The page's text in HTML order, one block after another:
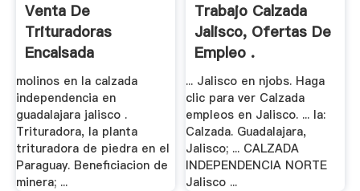
Venta De
Trituradoras
Encalsada
Independencia .
molinos en la calzada
independencia en
guadalajara jalisco .
Trituradora, la planta
trituradora de piedra en el
Paraguay. Beneficiacion de
minera; ...
Trabajo Calzada
Jalisco, Ofertas De
Empleo .
... Jalisco en njobs. Haga
clic para ver Calzada
empleos en Jalisco. ... la:
Calzada. Guadalajara,
Jalisco; ... CALZADA
INDEPENDENCIA NORTE
Jalisco ...